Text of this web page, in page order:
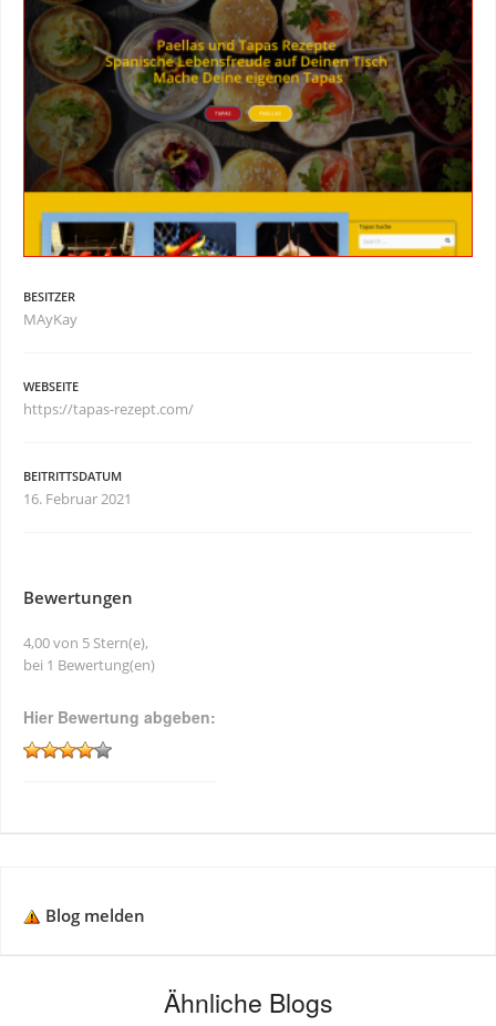
BESITZER
MAyKay
WEBSEITE
https://tapas-rezept.com/
BEITRITTSDATUM
16. Februar 2021
Bewertungen
4,00 von 5 Stern(e),
bei 1 Bewertung(en)
Hier Bewertung abgeben:
Blog melden
Ähnliche Blogs